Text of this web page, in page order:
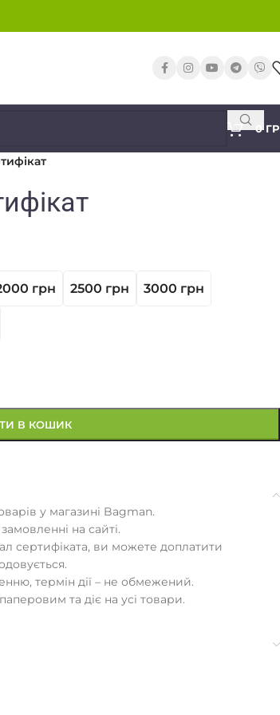
0
грн 2500 грн 3000 грн
В КОШИК
у магазині Bagman.
на сайті.
сертифіката, ви можете доплатити
термін дії – не обмежений.
та діє на усі товари.